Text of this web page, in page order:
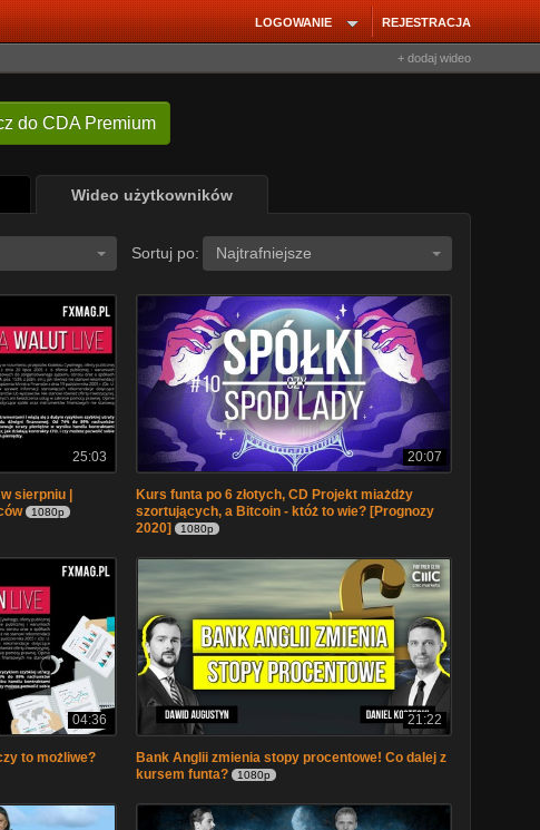
REJESTRACJA
LOGOWANIE
+ dodaj wideo
do CDA Premium
Wideo użytkowników
Sortuj po: Najtrafniejsze
25:03
sierpniu |
1080p
20:07
Kurs funta po 6 złotych, CD Projekt miażdży
szortujących, a Bitcoin - któż to wie? [Prognozy
2020]
1080p
04:36
to możliwe?
21:22
Bank Anglii zmienia stopy procentowe! Co dalej z
kursem funta?
1080p